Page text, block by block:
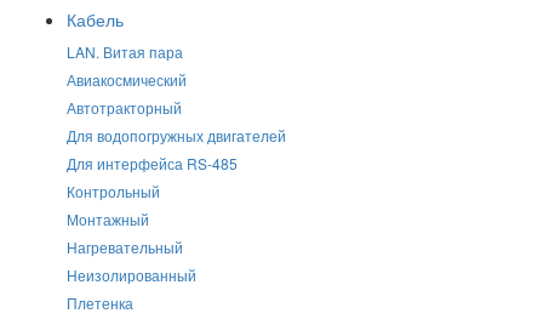
Кабель
LAN. Витая пара
Авиакосмический
Автотракторный
Для водопогружных двигателей
Для интерфейса RS-485
Контрольный
Монтажный
Нагревательный
Неизолированный
Плетенка